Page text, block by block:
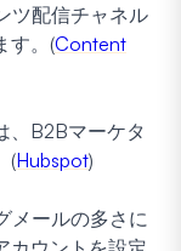
ツ配信チャネル
す。(Content
、B2Bマーケタ
(Hubspot)
メールの多さに